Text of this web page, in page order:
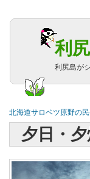
北海道サロベツ原野の
夕日・
利
利尻島が